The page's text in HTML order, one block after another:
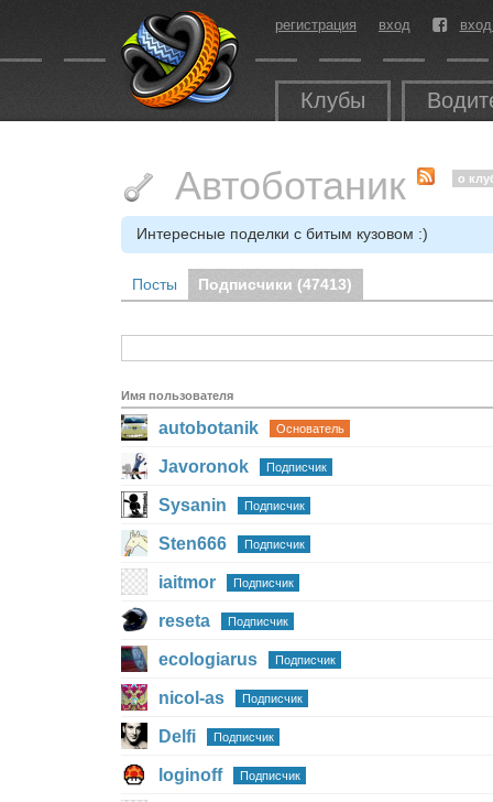
регистрация вход
Клубы
Автоботаник о
Интересные поделки с битым кузовом :)
Посты Подписчики (47413)
Имя пользователя
autobotanik Основатель
Javoronok Подписчик
Sysanin Подписчик
Sten666 Подписчик
iaitmor Подписчик
reseta Подписчик
ecologiarus Подписчик
nicol-as Подписчик
Delfi Подписчик
loginoff Подписчик